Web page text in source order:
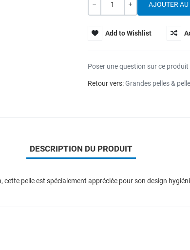
Quantité
Add to Wishlist
Poser une question sur ce produit
Retour vers:Grandes pelles &
DESCRIPTION DU PRODUIT
pelle est spécialement appréciée pour son design